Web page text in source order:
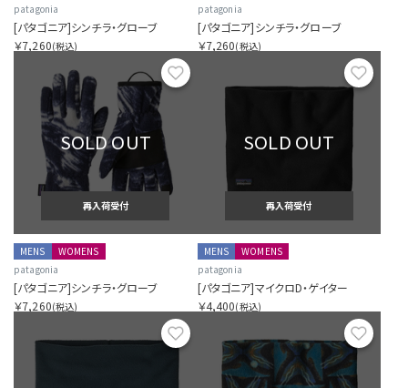
patagonia
[パタゴニア]シンチラ・グローブ
￥7,260(税込)
patagonia
[パタゴニア]シンチラ・グローブ
￥7,260(税込)
お気に入り
SOLD OUT
再入荷受付
MENS
WOMENS
patagonia
[パタゴニア]シンチラ・グローブ
￥7,260(税込)
SOLD OUT
再入荷受付
MENS
WOMENS
patagonia
[パタゴニア]マイクロD・ゲイター
￥4,400(税込)
お気に入り